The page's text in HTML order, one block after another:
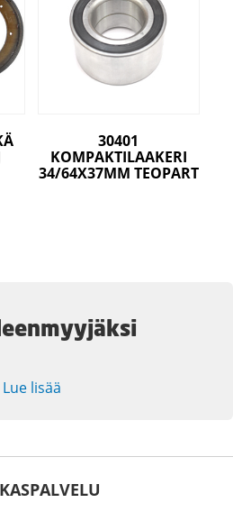
30401
KOMPAKTILAAKERI
34/64X37MM TEOPART
Lue lisää